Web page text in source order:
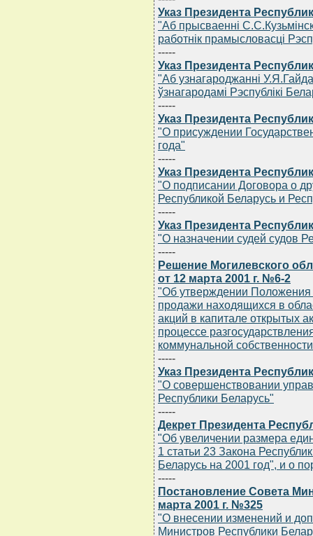
Указ Президента
"Аб прысваеннi
работнiк прамысловасцi
-----
Указ Президента
"Аб узнагароджаннi
ўзнагародамi Рэспублiкi
-----
Указ Президента
"О присуждении
года"
-----
Указ Президента
"О подписании Договора о
Республикой Беларусь и
-----
Указ Президента
"О назначении судей судов
-----
Решение Могилевского
от 12 марта 2001 г. №6-2
"Об утверждении Положения
продажи находящихся в
акций в капитале открытых
процессе
коммунальной
-----
Указ Президента
"О совершенствовании
Республики Беларусь"
-----
Декрет Президента
"Об увеличении размера
1 статьи 23 Закона
Беларусь на 2001 год", и о
-----
Постановление Совета
марта 2001 г. №325
"О внесении изменений и
Министров Республики